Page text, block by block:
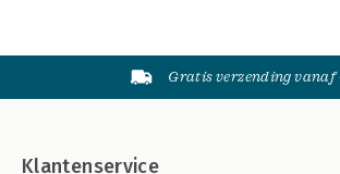
Gratis verzending vanaf
Klantenservice